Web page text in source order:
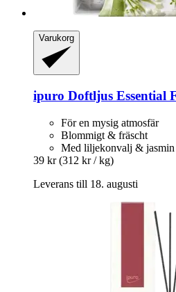
Varukorg
ipuro Doftljus Essential
För en mysig atmosfär
Blommigt & fräscht
Med liljekonvalj & jasmin
39 kr (312 kr / kg)
Leverans till 18. augusti